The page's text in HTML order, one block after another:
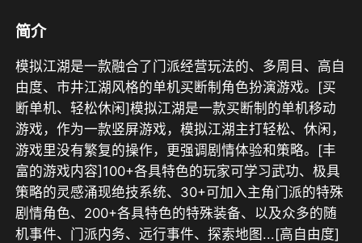
简介
模拟江湖是一款融合了门派经营玩法的、多周目、高自
由度、市井江湖风格的单机买断制角色扮演游戏。[买
断单机、轻松休闲]模拟江湖是一款买断制的单机移动
游戏，作为一款竖屏游戏，模拟江湖主打轻松、休闲，
游戏里没有繁复的操作，更强调剧情体验和策略。[丰
富的游戏内容]100+各具特色的玩家可学习武功、极具
策略的灵感涌现绝技系统、30+可加入主角门派的特殊
剧情角色、200+各具特色的特殊装备、以及众多的随
机事件、门派内务、远行事件、探索地图...[高自由度]